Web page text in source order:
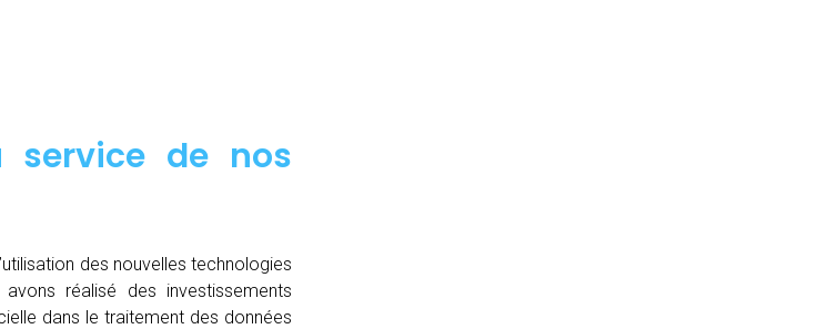
service de nos
des nouvelles technologies
réalisé des investissements
dans le traitement des données